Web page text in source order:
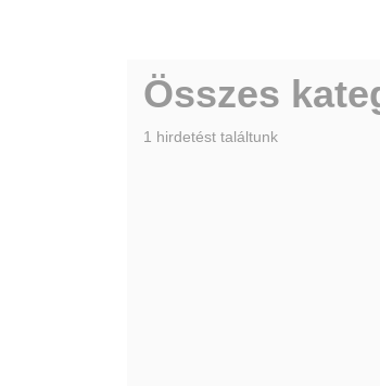
Összes
1 hirdetést találtunk